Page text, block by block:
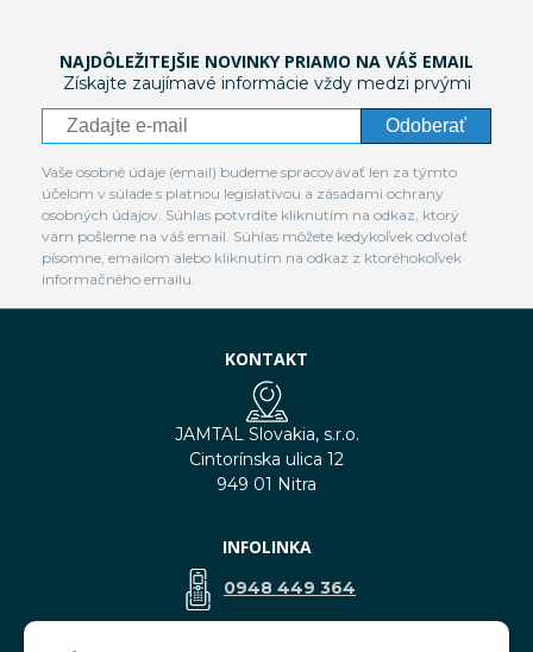
NAJDÔLEŽITEJŠIE NOVINKY PRIAMO NA VÁŠ EMAIL
Získajte zaujímavé informácie vždy medzi prvými
Odoberať
Vaše osobné údaje (email) budeme spracovávať len za týmto
účelom v súlade s platnou legislatívou a zásadami ochrany
osobných údajov. Súhlas potvrdíte kliknutím na odkaz, ktorý
vám pošleme na váš email. Súhlas môžete kedykoľvek odvolať
písomne, emailom alebo kliknutím na odkaz z ktoréhokoľvek
informačného emailu.
KONTAKT
JAMTAL Slovakia, s.r.o.
Cintorínska ulica 12
949 01 Nitra
INFOLINKA
0948 449 364